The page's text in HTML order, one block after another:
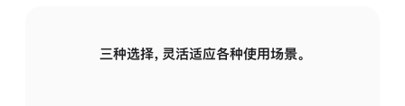
三种选择，灵活适应各种使用场景。